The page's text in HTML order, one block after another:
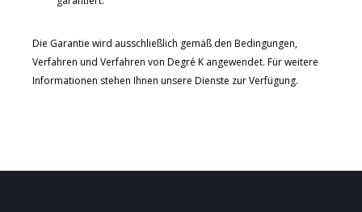
Die Garantie wird ausschließlich gemäß den Bedingungen,
Verfahren und Verfahren von Degré K angewendet. Für weitere
Informationen stehen Ihnen unsere Dienste zur Verfügung.